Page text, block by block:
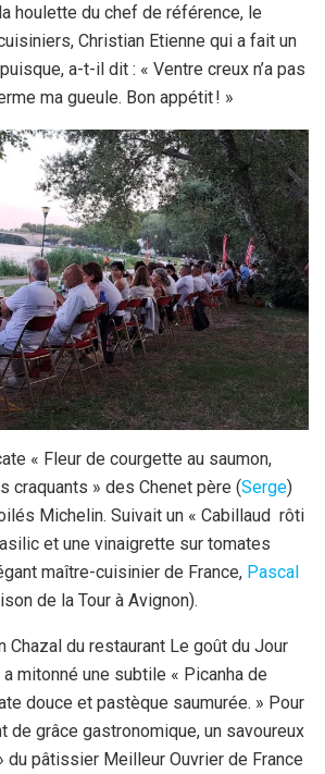
houlette du chef de référence, le
Christian Etienne qui a fait un
a-t-il dit : « Ventre creux n’a pas
ma gueule. Bon appétit ! »
« Fleur de courgette au saumon,
craquants » des Chenet père (Serge)
Michelin. Suivait un « Cabillaud rôti
et une vinaigrette sur tomates
maître-cuisinier de France, Pascal
de la Tour à Avignon).
Chazal du restaurant Le goût du Jour
mitonné une subtile « Picanha de
douce et pastèque saumurée. » Pour
de grâce gastronomique, un savoureux
du pâtissier Meilleur Ouvrier de France